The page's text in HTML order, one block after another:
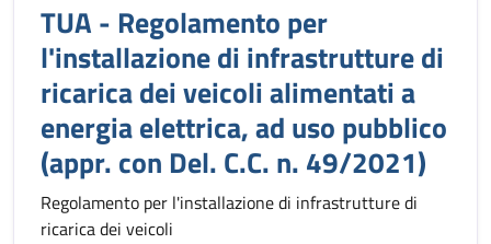
TUA - Regolamento per
l'installazione di infrastrutture di
ricarica dei veicoli alimentati a
energia elettrica, ad uso pubblico
(appr. con Del. C.C. n. 49/2021)
Regolamento per l'installazione di infrastrutture di
ricarica dei veicoli